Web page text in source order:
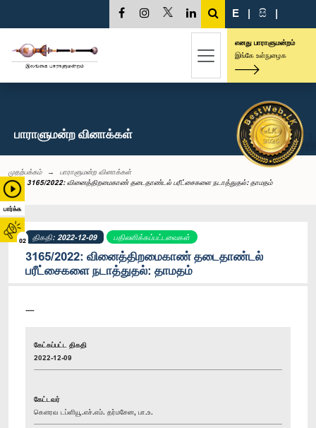
பார்க்க
02
E | සි |
எனது பாராளுமன்றம்
இங்கே உள்நுழைக
பாராளுமன்ற வினாக்கள்
முதற்பக்கம்
பாராளுமன்ற வினாக்கள்
3165/2022: வினைத்திறமைகாண் தடைதாண்டல் பரீட்சைகளை நடாத்துதல்: தாமதம்
திகதி: 2022-12-09 பதிலளிக்கப்பட்டவைகள்
3165/2022: வினைத்திறமைகாண் தடைதாண்டல்
பரீட்சைகளை நடாத்துதல்: தாமதம்
----
கேட்கப்பட்ட திகதி
2022-12-09
கேட்டவர்
கௌரவ டப்ளியூ.எச்.எம். தர்மசேன, பா.உ.